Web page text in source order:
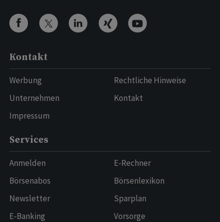
Kontakt
Werbung
Unternehmen
Impressum
Rechtliche Hinweise
Kontakt
Services
Anmelden
Börsenabos
Newsletter
E-Banking
E-Rechner
Börsenlexikon
Sparplan
Vorsorge